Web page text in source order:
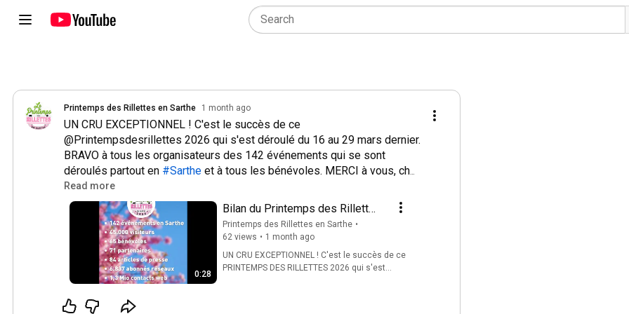
Printemps des Rillettes en Sarthe 1 month ago
UN CRU EXCEPTIONNEL ! C'est le succès de ce
@Printempsdesrillettes 2026 qui s'est déroulé du 16 au 29 mars dernier.
BRAVO à tous les organisateurs des 142 événements qui se sont
déroulés partout en #Sarthe et à tous les bénévoles. MERCI à vous, cher
public : vous avez été 45.000 à participer à ces animations, et 1.300.000
à nous suivre par la presse et les réseaux sociaux 🙏 .
👉 Retrouvez le Printemps des Rillettes :
🔸 à la Fête de la ferme de l'Arche de la Nature, dimanche 28 juin
🔸 à la Foire du Mans, du 10 au 14 septembre
🔸 au 10ème festival, du 12 au 21 mars 2027
Et vous, serez-vous avec nous 🤩 ? 🔜 printempsdesrillettes@gmail.com
Read more
0:28
Bilan du Printemps des Rillettes
2026 - Assemblée générale du
17/06/26 Le Mans
Printemps des Rillettes en Sarthe •
62 views
1 month ago
UN CRU EXCEPTIONNEL ! C'est le succès de ce
PRINTEMPS DES RILLETTES 2026 qui s'est